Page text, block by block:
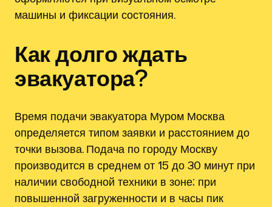
машины и фиксации состояния.
Как долго ждать
эвакуатора?
Время подачи эвакуатора Муром Москва
определяется типом заявки и расстоянием до
точки вызова. Подача по городу Москву
производится в среднем от 15 до 30 минут при
наличии свободной техники в зоне; при
повышенной загруженности и в часы пик